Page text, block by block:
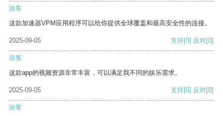
游客
这款加速器VPM应用程序可以给你提供全球覆盖和最高安全性的连接。
2025-09-05 支持[0] 反对[0]
游客
这款app的视频资源非常丰富，可以满足我不同的娱乐需求。
2025-09-05 支持[0] 反对[0]
游客